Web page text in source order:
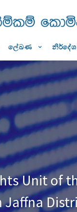
ලේඛණ නිර්දේශ
Unit of
Jaffna